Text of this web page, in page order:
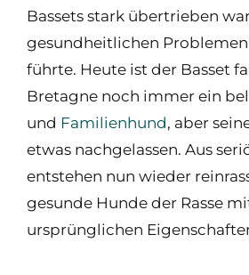
Bassets stark übertrieben
gesundheitlichen
führte. Heute ist der Basset
Bretagne noch immer ein
und Familienhund, aber
etwas nachgelassen. Aus
entstehen nun wieder
gesunde Hunde der Rasse
ursprünglichen